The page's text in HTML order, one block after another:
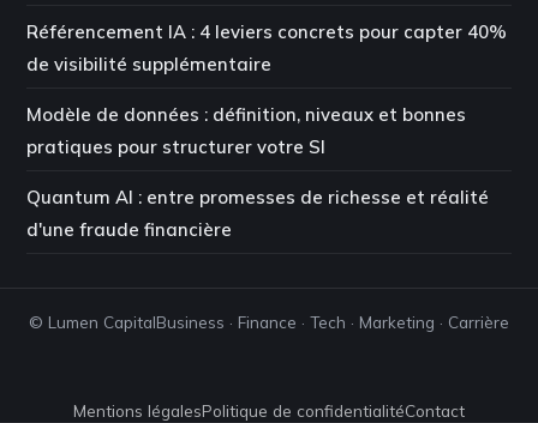
Référencement IA : 4 leviers concrets pour capter 40%
de visibilité supplémentaire
Modèle de données : définition, niveaux et bonnes
pratiques pour structurer votre SI
Quantum AI : entre promesses de richesse et réalité
d'une fraude financière
© Lumen CapitalBusiness · Finance · Tech · Marketing · Carrière
Mentions légalesPolitique de confidentialitéContact